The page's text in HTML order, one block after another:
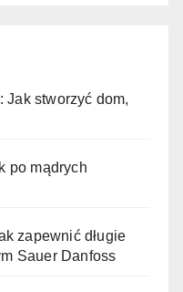
Jak stworzyć dom,
po mądrych
zapewnić długie
Sauer Danfoss